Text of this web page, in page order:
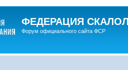
ФЕДЕРАЦИЯ
Форум официального сайта ФСР